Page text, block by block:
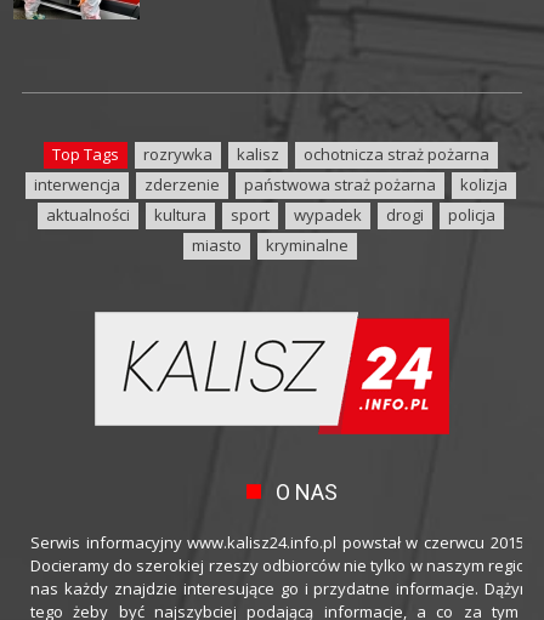
Top Tags rozrywka kalisz
ochotnicza straż pożarna
interwencja
zderzenie państwowa straż pożarna
kolizja
aktualności
kultura sport wypadek drogi
policja
miasto
kryminalne
O NAS
Serwis informacyjny www.kalisz24.info.pl powstał w czerwcu 2015
Docieramy do szerokiej rzeszy odbiorców nie tylko w naszym
nas każdy znajdzie interesujące go i przydatne informacje.
tego żeby być najszybciej podającą informacje, a co za tym